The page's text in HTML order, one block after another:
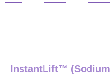
InstantLift™